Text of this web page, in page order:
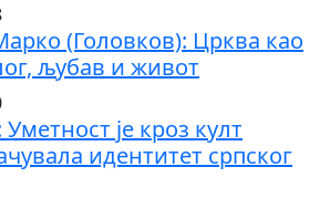
(Головков): Црква као
љубав и живот
је кроз култ
идентитет српског